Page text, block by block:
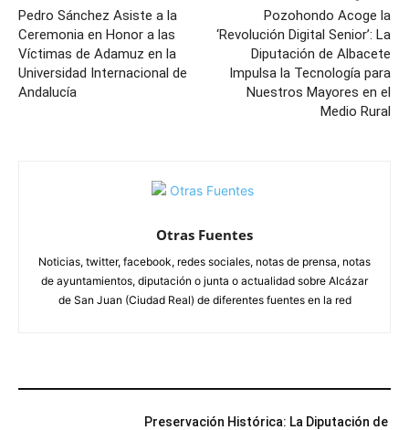
Pedro Sánchez Asiste a la
Ceremonia en Honor a las
Víctimas de Adamuz en la
Universidad Internacional de
Andalucía
Pozohondo Acoge la
‘Revolución Digital Senior’: La
Diputación de Albacete
Impulsa la Tecnología para
Nuestros Mayores en el
Medio Rural
Otras Fuentes
Noticias, twitter, facebook, redes sociales, notas de prensa, notas
de ayuntamientos, diputación o junta o actualidad sobre Alcázar
de San Juan (Ciudad Real) de diferentes fuentes en la red
Preservación Histórica: La Diputación de